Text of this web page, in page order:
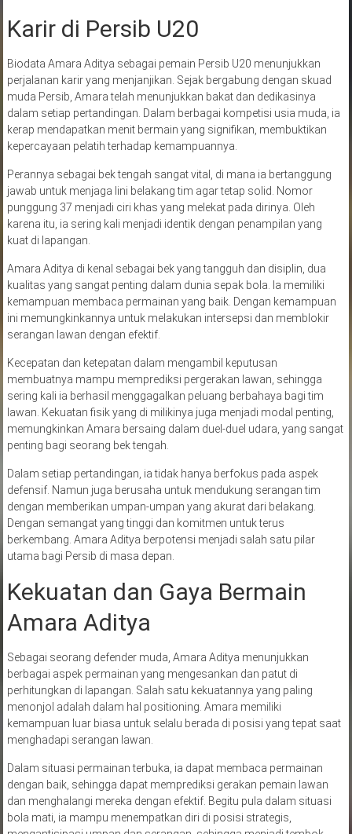
Karir di Persib U20
Biodata Amara Aditya sebagai pemain Persib U20 menunjukkan
perjalanan karir yang menjanjikan. Sejak bergabung dengan skuad
muda Persib, Amara telah menunjukkan bakat dan dedikasinya
dalam setiap pertandingan. Dalam berbagai kompetisi usia muda, ia
kerap mendapatkan menit bermain yang signifikan, membuktikan
kepercayaan pelatih terhadap kemampuannya.
Perannya sebagai bek tengah sangat vital, di mana ia bertanggung
jawab untuk menjaga lini belakang tim agar tetap solid. Nomor
punggung 37 menjadi ciri khas yang melekat pada dirinya. Oleh
karena itu, ia sering kali menjadi identik dengan penampilan yang
kuat di lapangan.
Amara Aditya di kenal sebagai bek yang tangguh dan disiplin, dua
kualitas yang sangat penting dalam dunia sepak bola. Ia memiliki
kemampuan membaca permainan yang baik. Dengan kemampuan
ini memungkinkannya untuk melakukan intersepsi dan memblokir
serangan lawan dengan efektif.
Kecepatan dan ketepatan dalam mengambil keputusan
membuatnya mampu memprediksi pergerakan lawan, sehingga
sering kali ia berhasil menggagalkan peluang berbahaya bagi tim
lawan. Kekuatan fisik yang di milikinya juga menjadi modal penting,
memungkinkan Amara bersaing dalam duel-duel udara, yang sangat
penting bagi seorang bek tengah.
Dalam setiap pertandingan, ia tidak hanya berfokus pada aspek
defensif. Namun juga berusaha untuk mendukung serangan tim
dengan memberikan umpan-umpan yang akurat dari belakang.
Dengan semangat yang tinggi dan komitmen untuk terus
berkembang. Amara Aditya berpotensi menjadi salah satu pilar
utama bagi Persib di masa depan.
Kekuatan dan Gaya Bermain
Amara Aditya
Sebagai seorang defender muda, Amara Aditya menunjukkan
berbagai aspek permainan yang mengesankan dan patut di
perhitungkan di lapangan. Salah satu kekuatannya yang paling
menonjol adalah dalam hal positioning. Amara memiliki
kemampuan luar biasa untuk selalu berada di posisi yang tepat saat
menghadapi serangan lawan.
Dalam situasi permainan terbuka, ia dapat membaca permainan
dengan baik, sehingga dapat memprediksi gerakan pemain lawan
dan menghalangi mereka dengan efektif. Begitu pula dalam situasi
bola mati, ia mampu menempatkan diri di posisi strategis,